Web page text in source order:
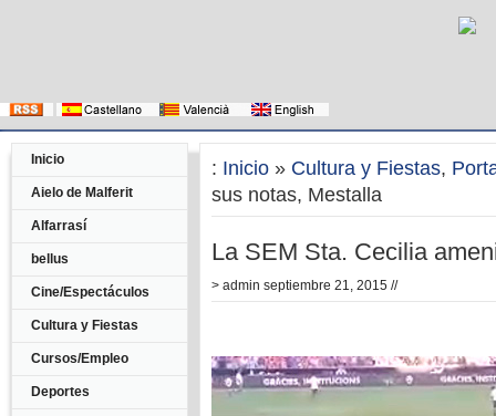
Inicio
Aielo de Malferit
Alfarrasí
bellus
Cine/Espectáculos
Cultura y Fiestas
Cursos/Empleo
Deportes
: Inicio » Cultura y Fiestas,
sus notas, Mestalla
La SEM Sta. Cecilia
> admin septiembre 21, 2015 //